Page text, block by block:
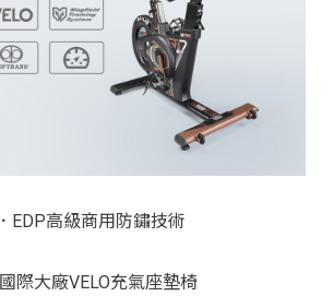
． EDP高級商用防鏽技術
國際大廠VELO充氣座墊椅